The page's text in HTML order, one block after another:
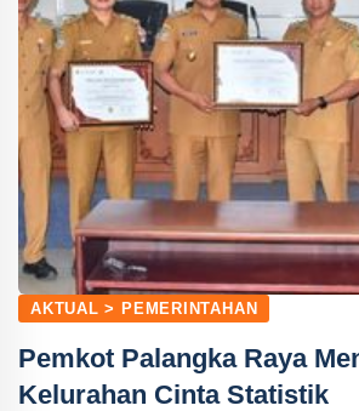
AKTUAL > PEMERINTAHAN
Pemkot Palangka Raya
Kelurahan Cinta Statistik